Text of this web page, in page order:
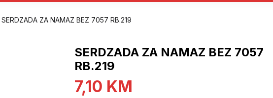
SERDZADA ZA NAMAZ BEZ 7057 RB.219
SERDZADA ZA NAMAZ BEZ 7057
RB.219
7,10 KM